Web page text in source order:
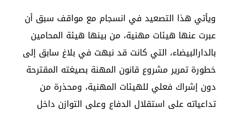
ويأتي هذا التصعيد في انسجام مع مواقف سبق أن
عبرت عنها هيئات مهنية، من بينها هيئة المحامين
بالدارالبيضاء، التي كانت قد نبهت في بلاغ سابق إلى
خطورة تمرير مشروع قانون المهنة بصيغته المقترحة
دون إشراك فعلي للهيئات المهنية، ومحذرة من
تداعياته على استقلال الدفاع وعلى التوازن داخل